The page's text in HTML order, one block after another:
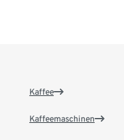
Kaffee
Kaffeemaschinen